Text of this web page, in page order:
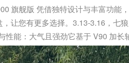
旗舰版 凭借独特设计与丰富功能
让您有更多选择。3.13-3.16，七
性能：大气且强劲它基于 V90 加长